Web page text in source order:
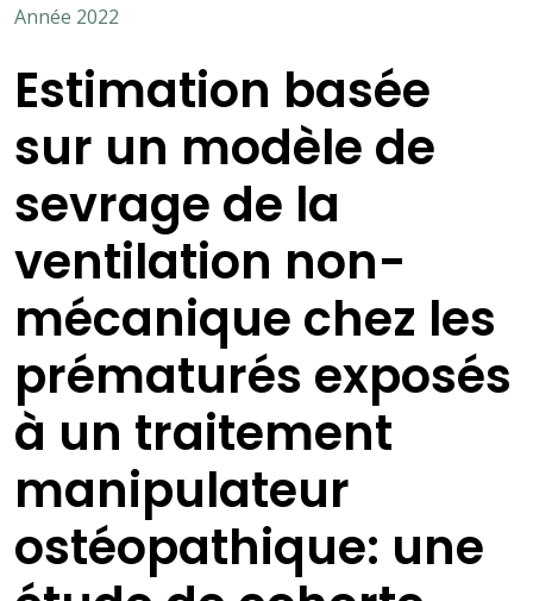
Année 2022
Estimation basée
sur un modèle de
sevrage de la
ventilation non-
mécanique chez les
prématurés exposés
à un traitement
manipulateur
ostéopathique: une